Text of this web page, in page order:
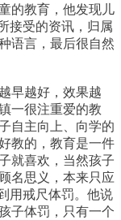
的教育，他发现儿
接受的资讯，归属
语言，最后很自然
早越好，效果越
一很注重爱的教
自主向上、向学的
教的，教育是一件
就喜欢，当然孩子
名思义，本来只应
用戒尺体罚。他说
子体罚，只有一个